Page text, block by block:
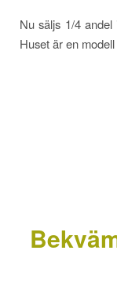
Nu säljs 1/4 andel
Huset är en